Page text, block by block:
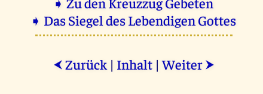
➧ Das Siegel des Lebendigen Gottes
⮜ Zurück | Inhalt |Weiter ⮞